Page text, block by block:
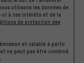
utilisons les données de
ci à tes intérêts et de la
de protection des
et valable à partir
ne peut pas être combiné